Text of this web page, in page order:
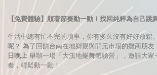
【免費體驗】順著節奏動一動！找回純粹為自己跳
生活中總有忙不完的瑣事，你有多久沒有好好放鬆、
呢？ 為了回饋台南在地鄉親與開元市場的攤商朋友
日晚上 舉辦一場「大溪地樂舞體驗營」，邀請大家
奏， 輕鬆動一動！